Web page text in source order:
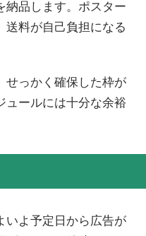
納品します。ポスター
送料が自己負担になる
せっかく確保した枠が
ュールには十分な余裕
いよ予定日から広告が